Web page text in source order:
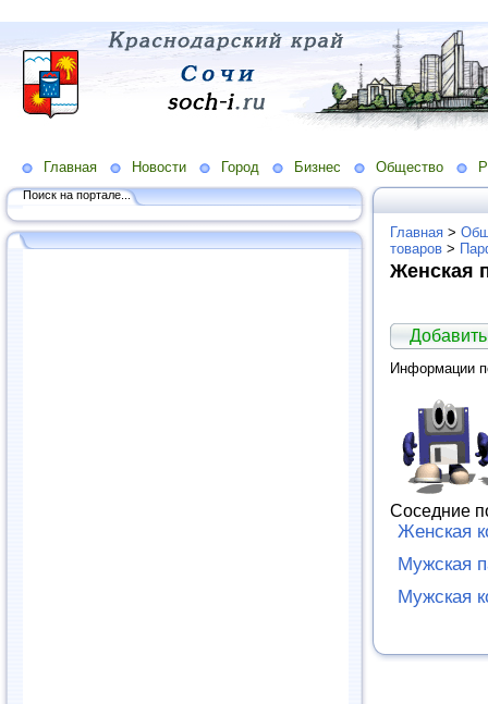
Главная Новости Город Бизнес Общество
Поиск на портале...
Главная >
товаров >
Женская
Информации
Соседние
Женская
Мужская
Мужская